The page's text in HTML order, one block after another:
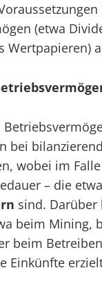
(etwa
Wertpapieren)
bei
wobei im
– die
sind. Darüber
beim Mining,
beim
Einkünfte